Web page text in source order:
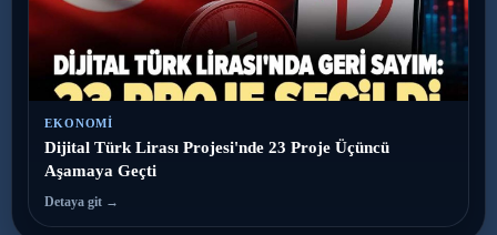
EKONOMI
Dijital Türk Lirası Projesi'nde 23 Proje Üçüncü
Aşamaya Geçti
Detaya git →